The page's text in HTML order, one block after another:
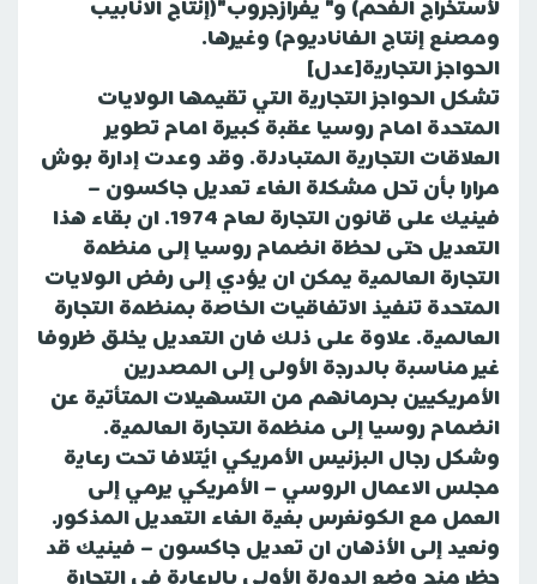
لأستخراج الفحم) و" يفرازجروب"(إنتاج الانابيب
ومصنع إنتاج الفاناديوم) وغيرها.
الحواجز التجارية[عدل]
تشكل الحواجز التجارية التي تقيمها الولايات
المتحدة امام روسيا عقبة كبيرة امام تطوير
العلاقات التجارية المتبادلة. وقد وعدت إدارة بوش
مرارا بأن تحل مشكلة الغاء تعديل جاكسون –
فينيك على قانون التجارة لعام 1974. ان بقاء هذا
التعديل حتى لحظة انضمام روسيا إلى منظمة
التجارة العالمية يمكن ان يؤدي إلى رفض الولايات
المتحدة تنفيذ الاتفاقيات الخاصة بمنظمة التجارة
العالمية. علاوة على ذلك فان التعديل يخلق ظروفا
غير مناسبة بالدرجة الأولى إلى المصدرين
الأمريكيين بحرمانهم من التسهيلات المتأتية عن
انضمام روسيا إلى منظمة التجارة العالمية.
وشكل رجال البزنيس الأمريكي ائتلافا تحت رعاية
مجلس الاعمال الروسي – الأمريكي يرمي إلى
العمل مع الكونغرس بغية الغاء التعديل المذكور.
ونعيد إلى الأذهان ان تعديل جاكسون – فينيك قد
حظر منح وضع الدولة الأولى بالرعاية في التجارة